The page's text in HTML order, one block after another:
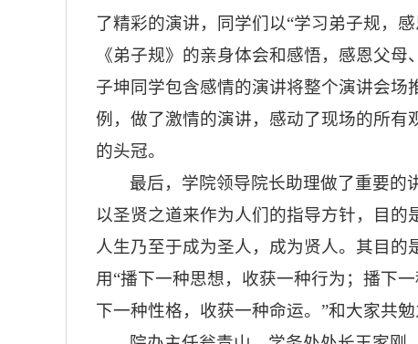
了精彩的演讲，同学们以“学习弟子规，
《弟子规》的亲身体会和感悟，感恩父
子坤同学包含感情的演讲将整个演讲会
例，做了激情的演讲，感动了现场的所
的头冠。
最后，学院领导院长助理做了重要的
以圣贤之道来作为人们的指导方针，目的
人生乃至于成为圣人，成为贤人。其目的
用“播下一种思想，收获一种行为；播下
下一种性格，收获一种命运。”和大家共勉